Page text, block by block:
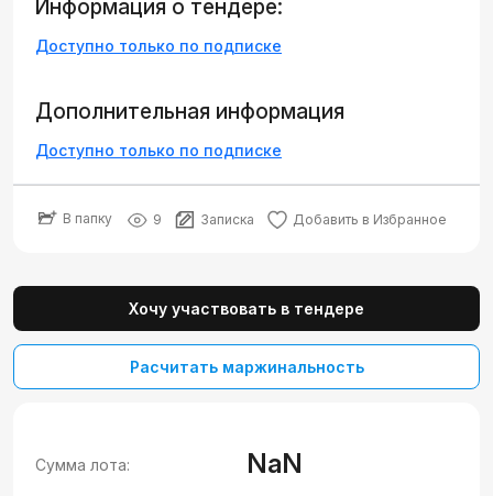
Информация о тендере:
Доступно только по подписке
Дополнительная информация
Доступно только по подписке
В папку 9 Записка Добавить в Избранное
Хочу участвовать в тендере
Расчитать маржинальность
Сумма лота: NaN